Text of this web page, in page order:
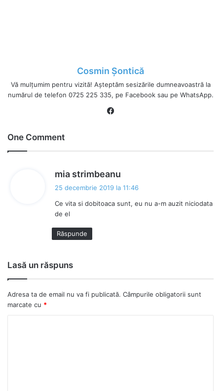
Cosmin Șontică
Vă mulțumim pentru vizită! Așteptăm sesizările dumneavoastră la
numărul de telefon 0725 225 335, pe Facebook sau pe WhatsApp.
One Comment
mia strimbeanu
n
25 decembrie 2019 la 11:46
Ce vita si dobitoaca sunt, eu nu a-m auzit niciodata
de el
Răspunde
Lasă un răspuns
Adresa ta de email nu va fi publicată. Câmpurile obligatorii sunt
marcate cu *